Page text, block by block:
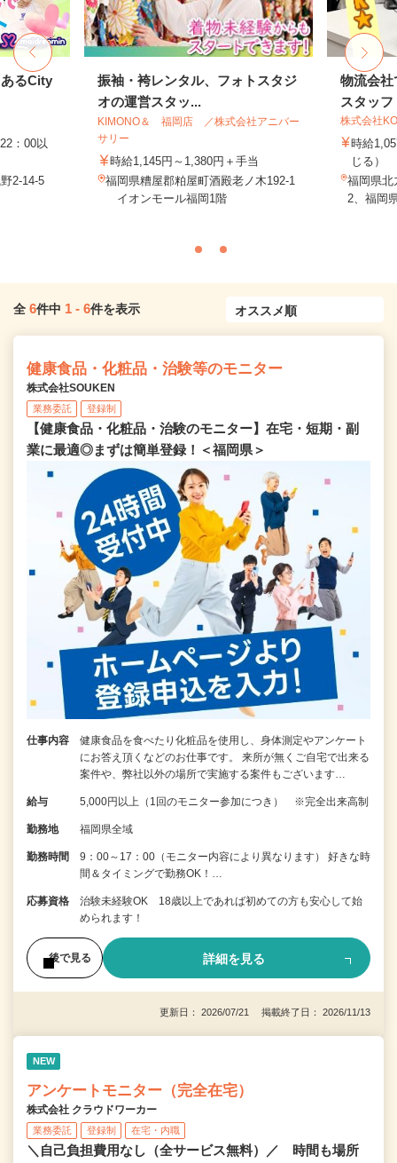
るCity
：00以
2-14-5
振袖・袴レンタル、フォトスタジ
オの運営スタッ...
KIMONO＆ 福岡店 ／株式会社アニバー
サリー
時給1,145円～1,380円＋手当
福岡県糟屋郡粕屋町酒殿老ノ木192-1
イオンモール福岡1階
物流会社
スタッフ
株式会社
時給
じる）
福岡県北
2、福岡
全 6件中 1 - 6件を表示
健康食品・化粧品・治験等のモニター
株式会社SOUKEN
業務委託 登録制
【健康食品・化粧品・治験のモニター】在宅・短期・副
業に最適◎まずは簡単登録！＜福岡県＞
仕事内容
健康食品を食べたり化粧品を使用し、身体測定やアンケート
にお答え頂くなどのお仕事です。 来所が無くご自宅で出来る
案件や、弊社以外の場所で実施する案件もございます…
給与 5,000円以上（1回のモニター参加につき） ※完全出来高制
勤務地 福岡県全域
勤務時間
9：00～17：00（モニター内容により異なります） 好きな時
間＆タイミングで勤務OK！…
応募資格
治験未経験OK 18歳以上であれば初めての方も安心して始
められます！
後で見る 詳細を見る
更新日： 2026/07/21 掲載終了日： 2026/11/13
NEW
アンケートモニター（完全在宅）
株式会社 クラウドワーカー
業務委託 登録制 在宅・内職
＼自己負担費用なし（全サービス無料）／ 時間も場所